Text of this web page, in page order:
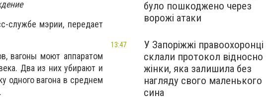
службе мэрии, передает
вагоны моют аппаратом
Два из них убирают и
одного вагона в среднем
було пошкоджено через
ворожі атаки
У Запоріжжі правоохоронці
склали протокол відносно
жінки, яка залишила без
нагляду свого маленького
сина
13:47